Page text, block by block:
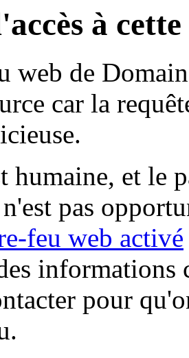
à
web de
car la
humaine, et le
pas
feu web activé
informations
pour